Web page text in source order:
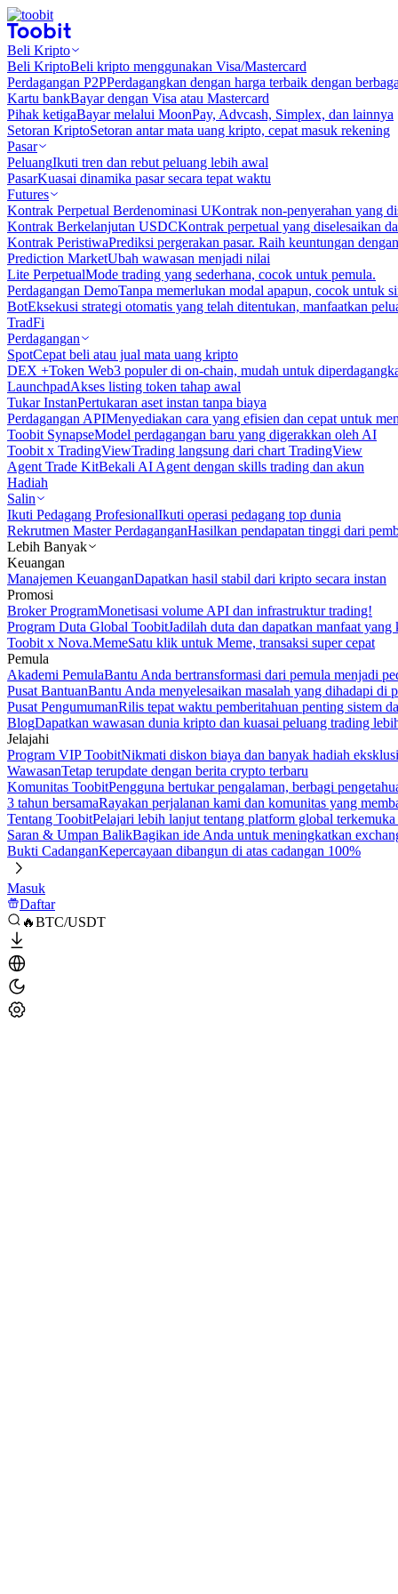
Beli Kripto
Beli KriptoBeli kripto menggunakan Visa/Mastercard
Perdagangan P2PPerdagangkan dengan harga terbaik dengan
Kartu bankBayar dengan Visa atau Mastercard
Pihak ketigaBayar melalui MoonPay, Advcash, Simplex, dan lainnya
Setoran KriptoSetoran antar mata uang kripto, cepat masuk rekening
Pasar
PeluangIkuti tren dan rebut peluang lebih awal
PasarKuasai dinamika pasar secara tepat waktu
Futures
Kontrak Perpetual Berdenominasi UKontrak non-penyerahan yang
Kontrak Berkelanjutan USDCKontrak perpetual yang diselesaikan
Kontrak PeristiwaPrediksi pergerakan pasar. Raih keuntungan
Prediction MarketUbah wawasan menjadi nilai
Lite PerpetualMode trading yang sederhana, cocok untuk pemula.
Perdagangan DemoTanpa memerlukan modal apapun, cocok untuk
BotEksekusi strategi otomatis yang telah ditentukan, manfaatkan
TradFi
Perdagangan
SpotCepat beli atau jual mata uang kripto
DEX +Token Web3 populer di on-chain, mudah untuk
LaunchpadAkses listing token tahap awal
Tukar InstanPertukaran aset instan tanpa biaya
Perdagangan APIMenyediakan cara yang efisien dan cepat untuk
Toobit SynapseModel perdagangan baru yang digerakkan oleh AI
Toobit x TradingViewTrading langsung dari chart TradingView
Agent Trade KitBekali AI Agent dengan skills trading dan akun
Hadiah
Salin
Ikuti Pedagang ProfesionalIkuti operasi pedagang top dunia
Rekrutmen Master PerdaganganHasilkan pendapatan tinggi dari
Lebih Banyak
Keuangan
Manajemen KeuanganDapatkan hasil stabil dari kripto secara instan
Promosi
Broker ProgramMonetisasi volume API dan infrastruktur trading!
Program Duta Global ToobitJadilah duta dan dapatkan manfaat
Toobit x Nova.MemeSatu klik untuk Meme, transaksi super cepat
Pemula
Akademi PemulaBantu Anda bertransformasi dari pemula menjadi
Pusat BantuanBantu Anda menyelesaikan masalah yang dihadapi di
Pusat PengumumanRilis tepat waktu pemberitahuan penting sistem
BlogDapatkan wawasan dunia kripto dan kuasai peluang trading
Jelajahi
Program VIP ToobitNikmati diskon biaya dan banyak hadiah
WawasanTetap terupdate dengan berita crypto terbaru
Komunitas ToobitPengguna bertukar pengalaman, berbagi
3 tahun bersamaRayakan perjalanan kami dan komunitas yang
Tentang ToobitPelajari lebih lanjut tentang platform global
Saran & Umpan BalikBagikan ide Anda untuk meningkatkan
Bukti CadanganKepercayaan dibangun di atas cadangan 100%
Masuk
Daftar
🔥BTC/USDT